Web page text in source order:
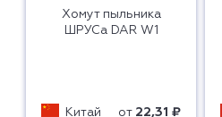
Хомут пыльника
ШРУСа DAR W1
Китай от 22,31 ₽